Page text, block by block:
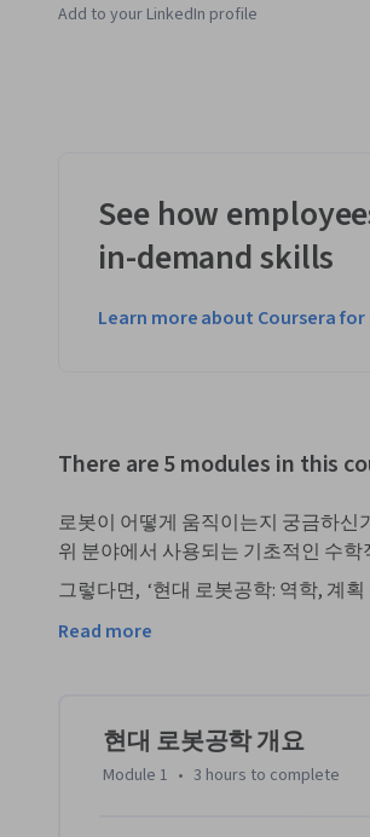
Add to your LinkedIn profile
See how
in-demand skills
Learn more about Coursera for
There are 5 modules in this
로봇이 어떻게 움직이는지 궁금하신
위 분야에서 사용되는 기초적인 수
그렇다면,  ‘현대 로봇공학: 역학, 계
과정이 여러분에게 안성맞춤일 수 있
전문 과정의 '강좌 1, 로봇 동작의 기
한 로봇의 위치 및 자세, 즉 로봇 형
Read more
현대 로봇공학 개요
Module 1 • 3 hours to complete